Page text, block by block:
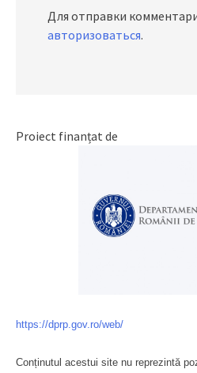
Для отправки
авторизоваться.
Proiect finanțat de
https://dprp.gov.ro/web/
Conținutul acestui site nu reprezintă